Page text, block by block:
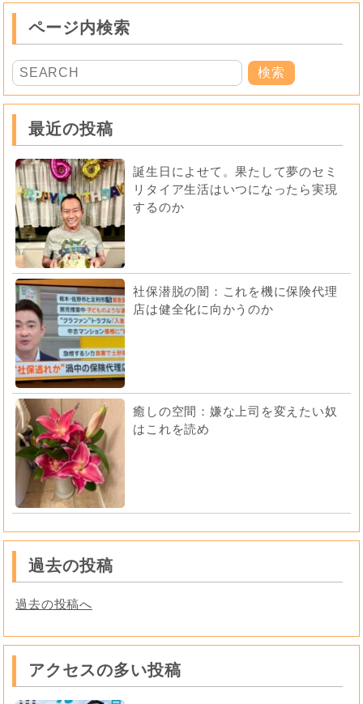
ページ内検索
最近の投稿
誕生日によせて。果たして夢のセミ
リタイア生活はいつになったら実現
するのか
社保潜脱の闇：これを機に保険代理
店は健全化に向かうのか
癒しの空間：嫌な上司を変えたい奴
はこれを読め
過去の投稿
過去の投稿へ
アクセスの多い投稿